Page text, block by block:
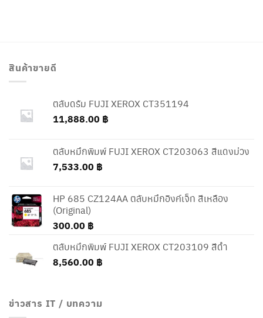
สินค้าขายดี
ตลับดรัม FUJI XEROX CT351194
11,888.00 ฿
ตลับหมึกพิมพ์ FUJI XEROX CT203063 สีแดงม่วง
7,533.00 ฿
HP 685 CZ124AA ตลับหมึกอิงค์เจ็ท สีเหลือง
(Original)
300.00 ฿
ตลับหมึกพิมพ์ FUJI XEROX CT203109 สีดำ
8,560.00 ฿
ข่าวสาร IT / บทความ